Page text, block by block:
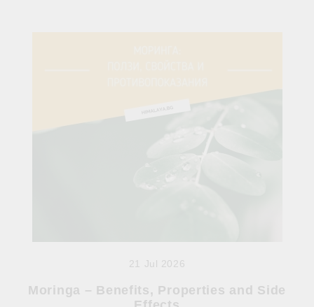
Moringa – Benefits, Properties and Side
21 Jul 2026